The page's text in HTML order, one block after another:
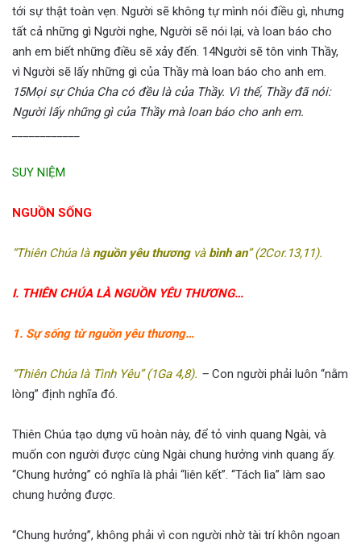
tới sự thật toàn vẹn. Người sẽ không tự mình nói điều gì, nhưng
tất cả những gì Người nghe, Người sẽ nói lại, và loan báo cho
anh em biết những điều sẽ xảy đến. 14Người sẽ tôn vinh Thầy,
vì Người sẽ lấy những gì của Thầy mà loan báo cho anh em.
15Mọi sự Chúa Cha có đều là của Thầy. Vì thế, Thầy đã nói:
Người lấy những gì của Thầy mà loan báo cho anh em.
SUY NIỆM
NGUỒN SỐNG
“Thiên Chúa là nguồn yêu thươngvà bình an” (2Cor.13,11).
I. THIÊN CHÚA LÀ NGUỒN YÊU THƯƠNG…
1. Sự sống từ nguồn yêu thương…
“Thiên Chúa là Tình Yêu” (1Ga 4,8). – Con người phải luôn “nằm
lòng” định nghĩa đó.
Thiên Chúa tạo dựng vũ hoàn này, để tỏ vinh quang Ngài, và
muốn con người được cùng Ngài chung hưởng vinh quang ấy.
“Chung hưởng” có nghĩa là phải “liên kết”. “Tách lìa” làm sao
chung hưởng được.
“Chung hưởng”, không phải vì con người nhờ tài trí khôn ngoan